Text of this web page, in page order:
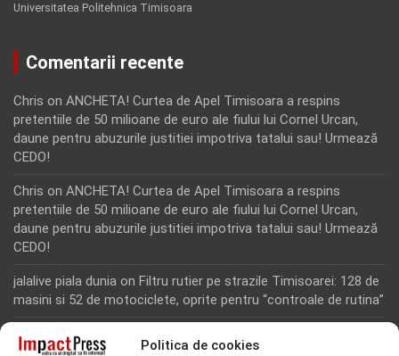
Politica de cookies
Universitatea Politehnica Timisoara
Comentarii recente
Chris on ANCHETA! Curtea de Apel Timisoara a respins
pretentiile de 50 milioane de euro ale fiului lui Cornel Urcan,
daune pentru abuzurile justitiei impotriva tatalui sau! Urmează
CEDO!
Chris on ANCHETA! Curtea de Apel Timisoara a respins
pretentiile de 50 milioane de euro ale fiului lui Cornel Urcan,
daune pentru abuzurile justitiei impotriva tatalui sau! Urmează
CEDO!
jalalive piala dunia on Filtru rutier pe strazile Timisoarei: 128 de
masini si 52 de motociclete, oprite pentru “controale de rutina”
Rodion Camatoritul
fonduri europene de la Tomnatic, retinut pentru 24 de ore!